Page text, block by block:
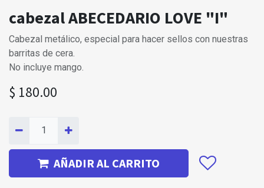
cabezal ABECEDARIO LOVE "I"
Cabezal metálico, especial para hacer sellos con nuestras
barritas de cera.
No incluye mango.
$ 180.00
AÑADIR AL CARRITO